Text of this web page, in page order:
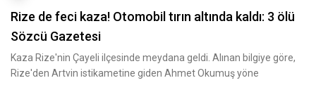
Rize de feci kaza! Otomobil tırın altında kaldı: 3 ölü
Sözcü Gazetesi
Kaza Rize'nin Çayeli ilçesinde meydana geldi. Alınan bilgiye göre,
Rize'den Artvin istikametine giden Ahmet Okumuş yöne